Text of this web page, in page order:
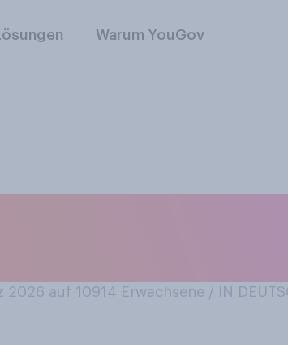
Warum YouGov
2026 auf 10914 Erwachsene / IN